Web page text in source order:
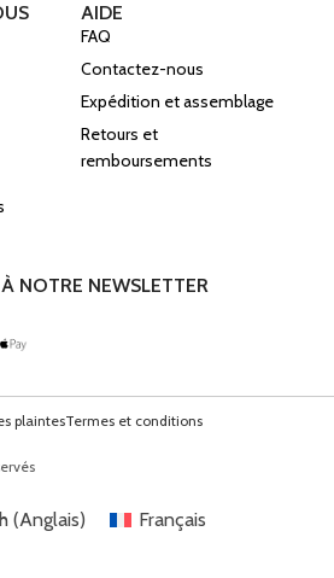
AIDE
FAQ
Contactez-nous
Expédition et assemblage
Retours et
remboursements
NOTRE NEWSLETTER
plaintesTermes et conditions
(Anglais) Français